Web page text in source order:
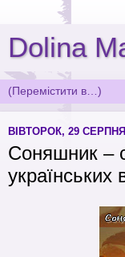
Dolina
ВІВТОРОК, 29 СЕРПНЯ
Соняшник –
українських